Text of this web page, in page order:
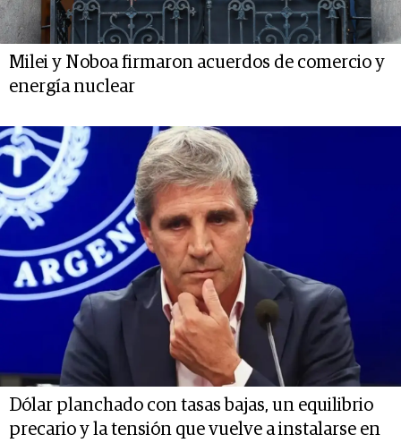
Milei y Noboa firmaron acuerdos de comercio y
energía nuclear
Dólar planchado con tasas bajas, un equilibrio
precario y la tensión que vuelve a instalarse en